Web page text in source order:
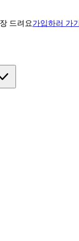
드려요가입하러 가기